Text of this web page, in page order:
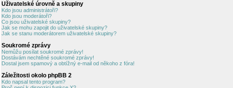
Uživatelské úrovně a skupiny
Kdo jsou administrátoři?
Kdo jsou moderátoři?
Co jsou uživatelské skupiny?
Jak se mohu zapojit do uživatelské skupiny?
Jak se stanu moderátorem uživatelské skupiny?
Soukromé zprávy
Nemůžu posílat soukromé zprávy!
Dostávám nechtěné soukromé zprávy!
Dostal jsem spamový a obtížný e-mail od někoho z fóra!
Záležitosti okolo phpBB 2
Kdo napsal tento program?